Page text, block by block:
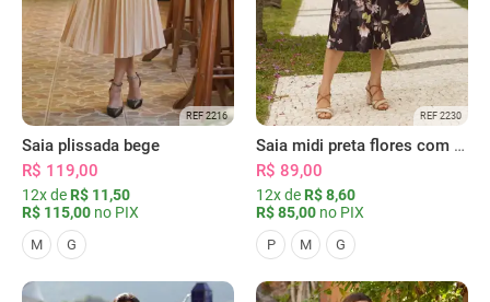
REF 2216
Saia plissada bege
R$ 119,00
12x de R$ 11,50
R$ 115,00 no PIX
M G
REF 2230
Saia midi preta flores com bolsos
R$ 89,00
12x de R$ 8,60
R$ 85,00 no PIX
P M G